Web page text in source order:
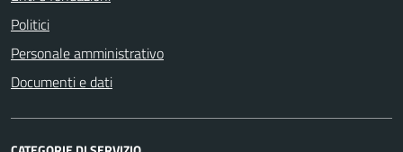
Politici
Personale amministrativo
Documenti e dati